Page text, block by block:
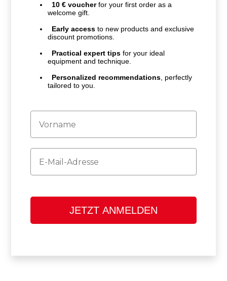
10 € voucherfor your first order as a
welcome gift.
Early access to new products and exclusive
discount promotions.
Practical expert tips for your ideal
equipment and technique.
Personalized recommendations, perfectly
tailored to you.
Firstname
Email
JETZT ANMELDEN